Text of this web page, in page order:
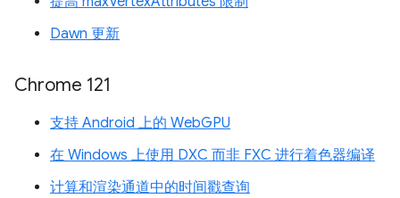
Dawn 更新
Chrome 121
支持 Android 上的 WebGPU
在 Windows 上使用 DXC 而非 FXC 进行着色器编译
计算和渲染通道中的时间戳查询